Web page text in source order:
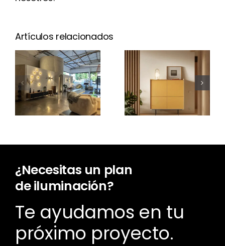
Artículos relacionados
¿Cuánto
cuesta un
proyecto
de
iluminación?
Nuevo Aura
Open
Frame
¿Necesitas un plan
de iluminación?
Te ayudamos en tu
próximo proyecto.